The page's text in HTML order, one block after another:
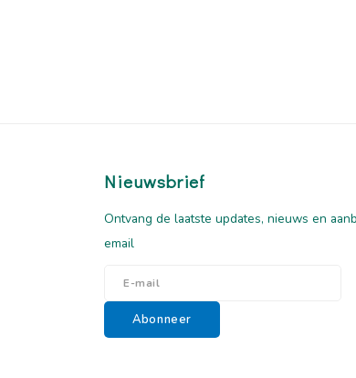
Nieuwsbrief
Ontvang de laatste updates, nieuws en
email
Abonneer